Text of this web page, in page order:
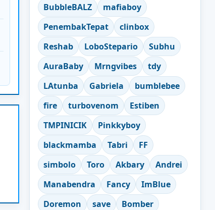
BubbleBALZ
mafiaboy
PenembakTepat
clinbox
Reshab
LoboStepario
Subhu
AuraBaby
Mrngvibes
tdy
LAtunba
Gabriela
bumblebee
fire
turbovenom
Estiben
TMPINICIK
Pinkkyboy
blackmamba
Tabri
FF
simbolo
Toro Akbary
Andrei
Manabendra
Fancy
ImBlue
Doremon
save
Bomber